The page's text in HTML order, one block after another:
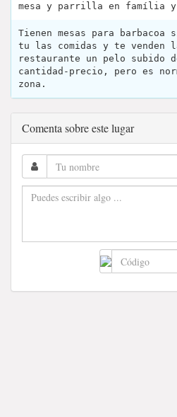
mesa y parrilla en família y
Tienen mesas para
tu las comidas y te venden
restaurante un pelo subido
cantidad-precio, pero es
zona.
Comenta sobre este lugar